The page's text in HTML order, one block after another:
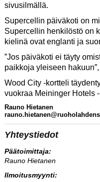
sivusilmällä.
Supercellin päiväkoti on
Supercellin henkilöstö on
kielinä ovat englanti ja
”Jos päiväkoti ei täyty
paikkoja yleiseen
Wood City -kortteli
vuokraa Meininger Hotels
Rauno Hietanen
Yhteystiedot
Päätoimittaja:
Rauno Hietanen
Ilmoitusmyynti: